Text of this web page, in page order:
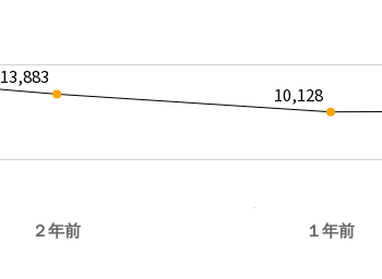
２年前 １年前
13,883
10,128